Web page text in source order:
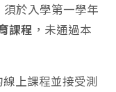
於入學第一學年
課程 ，未通過本
上課程並接受測